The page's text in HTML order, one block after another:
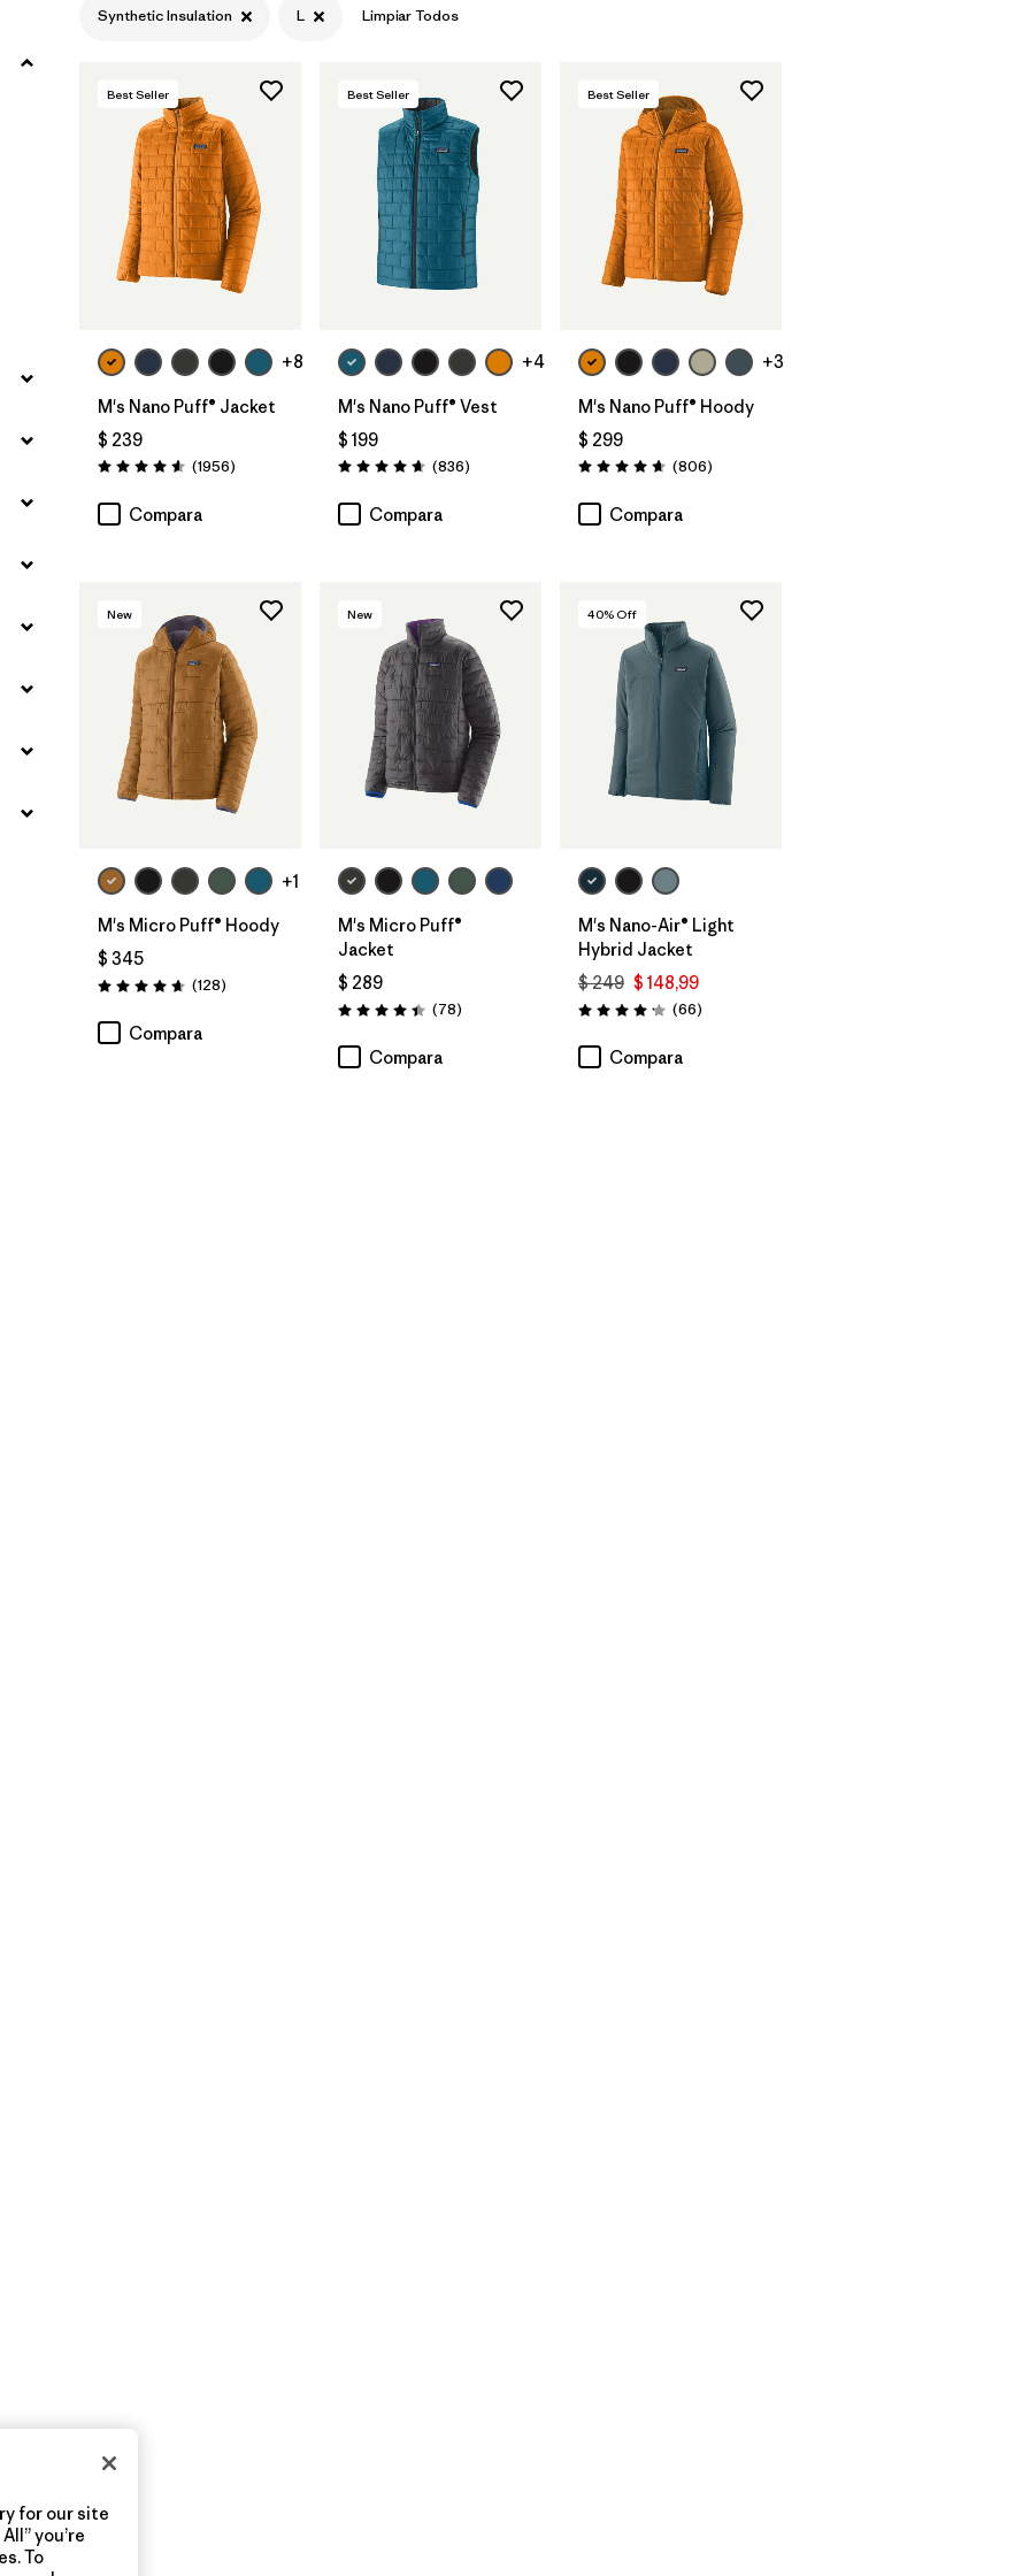
Filtrar por
Product Family
Synthetic Insulation L Limpiar Todos
Best Seller
+8
M's Nano Puff® Jacket
$ 239
Valoración: 4.6 / 5
(1956Comentarios
)
Compara
Best Seller
+4
M's Nano Puff® Vest
$ 199
Valoración: 4.7 / 5
(836Comentarios
)
Compara
Best Seller
+3
M's Nano Puff® Hoody
$ 299
Valoración: 4.6 / 5
(806Comentarios
)
Compara
New
+1
M's Micro Puff® Hoody
$ 345
Valoración: 4.6 / 5
(128Comentarios
)
Compara
New
M's Micro Puff®
Jacket
$ 289
Valoración: 4.4 / 5
(78Comentarios
)
Compara
40% Off
M's Nano-Air® Light
Hybrid Jacket
$ 249 $ 148,99
Valoración: 4.2 / 5
(66Comentarios
)
Compara
for our site
you’re
To